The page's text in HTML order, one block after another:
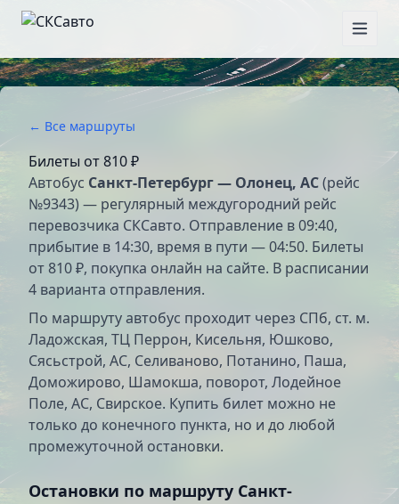
← Все маршруты
Билеты от810 ₽
Автобус Санкт-Петербург — Олонец, АС(рейс
№9343) — регулярный междугородний рейс
перевозчика СКСавто. Отправление в 09:40,
прибытие в 14:30, время в пути — 04:50. Билеты
от 810 ₽, покупка онлайн на сайте. В расписании
4 варианта отправления.
По маршруту автобус проходит через СПб, ст. м.
Ладожская, ТЦ Перрон, Кисельня, Юшково,
Сясьстрой, АС, Селиваново, Потанино, Паша,
Доможирово, Шамокша, поворот, Лодейное
Поле, АС, Свирское. Купить билет можно не
только до конечного пункта, но и до любой
промежуточной остановки.
Остановки по маршруту Санкт-